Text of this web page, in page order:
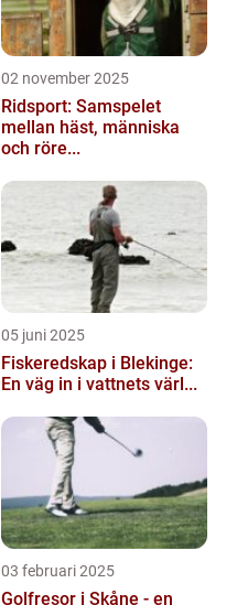
02 november 2025
Ridsport: Samspelet
mellan häst, människa
och röre...
05 juni 2025
Fiskeredskap i Blekinge:
En väg in i vattnets värl...
03 februari 2025
Golfresor i Skåne - en